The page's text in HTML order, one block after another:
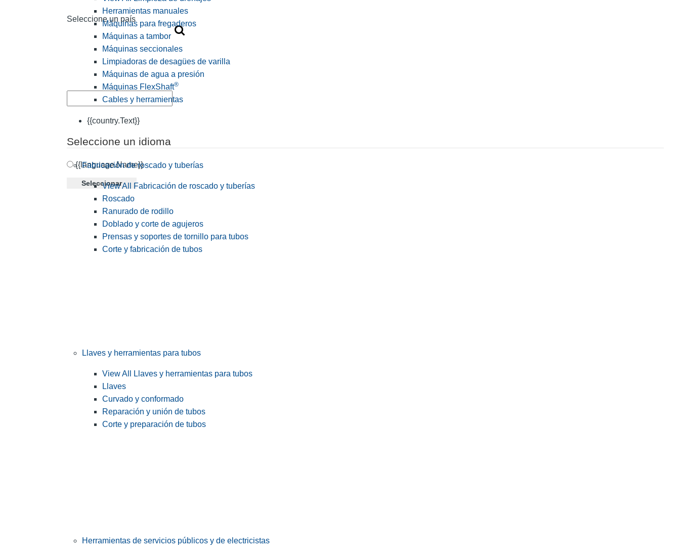
Seleccione un país
{{country.Text}}
Seleccione un idioma
{{language.Name}}
Seleccionar
Herramientas manuales
Máquinas para fregaderos
Máquinas a tambor
Máquinas seccionales
Limpiadoras de desagües de varilla
Máquinas de agua a presión
Máquinas FlexShaft®
Cables y herramientas
Fabricación de roscado y tuberías
View All Fabricación de roscado y tuberías
Roscado
Ranurado de rodillo
Doblado y corte de agujeros
Prensas y soportes de tornillo para tubos
Corte y fabricación de tubos
Llaves y herramientas para tubos
View All Llaves y herramientas para tubos
Llaves
Curvado y conformado
Reparación y unión de tubos
Corte y preparación de tubos
Herramientas de servicios públicos y de electricistas